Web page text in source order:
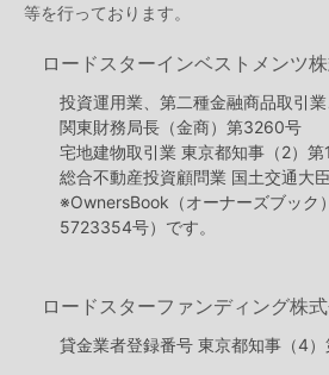
等を行っております。
ロードスターインベストメンツ
投資運用業、第二種金融商品取引
関東財務局長（金商）第3260号
宅地建物取引業 東京都知事（2）
総合不動産投資顧問業 国土交通大
※OwnersBook（オーナーズブック
5723354号）です。
ロードスターファンディング株
貸金業者登録番号 東京都知事（4